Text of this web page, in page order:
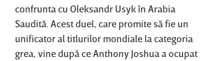
confrunta cu Oleksandr Usyk în Arabia
Saudită. Acest duel, care promite să fie un
unificator al titlurilor mondiale la categoria
grea, vine după ce Anthony Joshua a ocupat